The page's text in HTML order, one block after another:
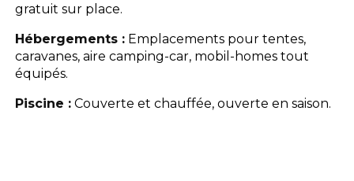
gratuit sur place.
Hébergements : Emplacements pour tentes,
caravanes, aire camping-car, mobil-homes tout
équipés.
Piscine : Couverte et chauffée, ouverte en saison.